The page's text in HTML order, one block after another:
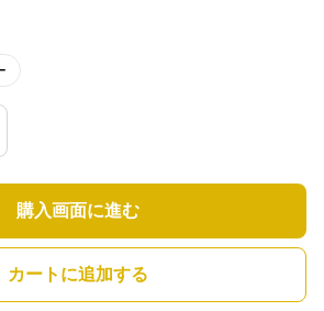
購入画面に進む
カートに追加する